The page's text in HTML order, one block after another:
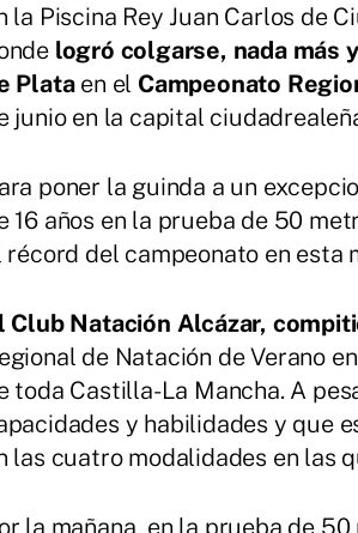
la Piscina Rey Juan Carlos de
logró colgarse, nada más
Plataen el Campeonato
junio en la capital
poner la guinda a un
16 años en la prueba de 50
récord del campeonato en esta
Club Natación Alcázar,
de Natación de Verano
toda Castilla-La Mancha. A
y habilidades y que
las cuatro modalidades en las